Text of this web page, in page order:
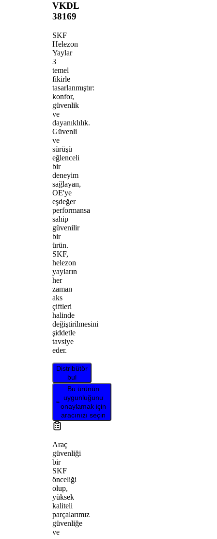
VKDL
38169
SKF
Helezon
Yaylar
3
temel
fikirle
tasarlanmıştır:
konfor,
güvenlik
ve
dayanıklılık.
Güvenli
ve
sürüşü
eğlenceli
bir
deneyim
sağlayan,
OE'ye
eşdeğer
performansa
sahip
güvenilir
bir
ürün.
SKF,
helezon
yayların
her
zaman
aks
çiftleri
halinde
değiştirilmesini
şiddetle
tavsiye
eder.
Distribütör
bul
Bu ürünün
uygunluğunu
onaylamak için
aracınızı seçin
Araç
güvenliği
bir
SKF
önceliği
olup,
yüksek
kaliteli
parçalarımız
güvenliğe
ve